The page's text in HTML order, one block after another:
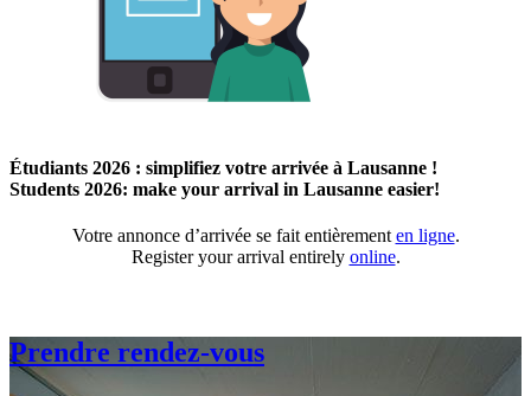
Étudiants 2026 : simplifiez votre arrivée à Lausanne !
Students 2026: make your arrival in Lausanne easier!
Votre annonce d’arrivée se fait entièrement en ligne.
Register your arrival entirely online.
Prendre rendez-vous